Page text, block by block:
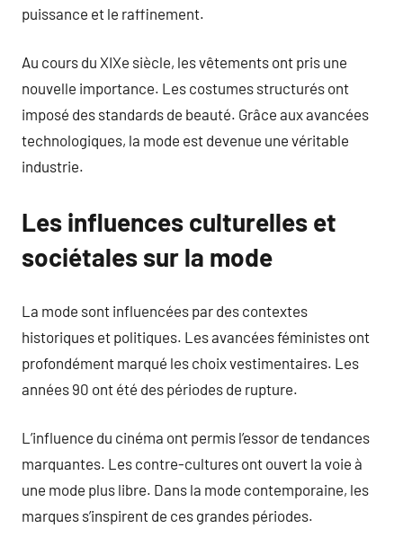
puissance et le raffinement.
Au cours du XIXe siècle, les vêtements ont pris une
nouvelle importance. Les costumes structurés ont
imposé des standards de beauté. Grâce aux avancées
technologiques, la mode est devenue une véritable
industrie.
Les influences culturelles et
sociétales sur la mode
La mode sont influencées par des contextes
historiques et politiques. Les avancées féministes ont
profondément marqué les choix vestimentaires. Les
années 90 ont été des périodes de rupture.
L’influence du cinéma ont permis l’essor de tendances
marquantes. Les contre-cultures ont ouvert la voie à
une mode plus libre. Dans la mode contemporaine, les
marques s’inspirent de ces grandes périodes.